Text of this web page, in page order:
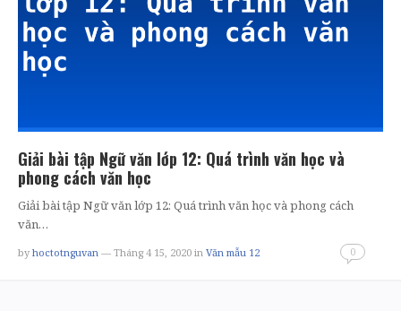
Giải bài tập Ngữ văn lớp 12: Quá trình văn học và
phong cách văn học
Giải bài tập Ngữ văn lớp 12: Quá trình văn học và phong cách
văn…
by hoctotnguvan — Tháng 4 15, 2020 in Văn mẫu 12 0